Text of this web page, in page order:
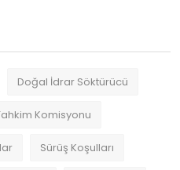
Doğal İdrar Söktürücü
Komisyonu
Sürüş Koşulları